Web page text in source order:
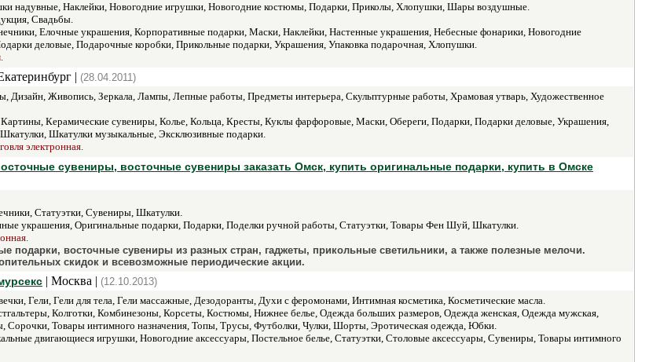
надувные, Наклейки, Новогодние игрушки, Новогодние костюмы, Подарки, Приколы, Хлопушки, Шары воздушные.
Свадьбы.
Елочные украшения, Корпоративные подарки, Маски, Наклейки, Настенные украшения, Небесные фонарики, Новогодние
деловые, Подарочные коробки, Прикольные подарки, Украшения, Упаковка подарочная, Хлопушки.
| (28.04.2011)
Дизайн, Живопись, Зеркала, Лампы, Лепные работы, Предметы интерьера, Скульптурные работы, Храмовая утварь, Художественное
Керамические сувениры, Колье, Кольца, Кресты, Куклы фарфоровые, Маски, Обереги, Подарки, Подарки деловые, Украшения,
Шкатулки музыкальные, Эксклюзивные подарки.
электронная.
сувениры, восточные сувениры заказать Омск, купить оригинальные подарки, купить в Омске
Статуэтки, Сувениры, Шкатулки.
украшения, Оригинальные подарки, Подарки, Поделки ручной работы, Статуэтки, Товары Фен Шуй, Шкатулки.
подарки, восточные сувениры из разных стран, гаджеты, прикольные светильники, а также полезные мелочи.
скидок и всевозможные периодические акции.
| Москва | (12.10.2013)
Гели, Гели для тела, Гели массажные, Дезодоранты, Духи с феромонами, Интимная косметика, Косметические масла.
Колготки, Комбинезоны, Корсеты, Костюмы, Нижнее белье, Одежда больших размеров, Одежда женская, Одежда мужская,
Сорочки, Товары интимного назначения, Топы, Трусы, Футболки, Чулки, Шорты, Эротическая одежда, Юбки.
двигающиеся игрушки, Новогодние аксессуары, Постельное белье, Статуэтки, Столовые аксессуары, Сувениры, Товары интимного